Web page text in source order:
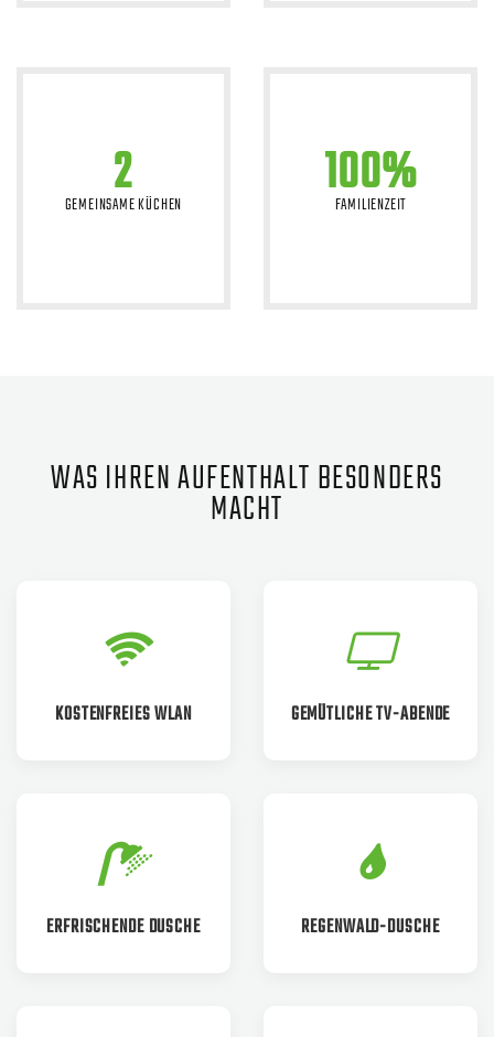
2
GEMEINSAME KÜCHEN 100%
FAMILIENZEIT
WAS IHREN AUFENTHALT BESONDERS
MACHT
KOSTENFREIES WLAN GEMÜTLICHE TV-ABENDE
ERFRISCHENDE DUSCHE REGENWALD-DUSCHE